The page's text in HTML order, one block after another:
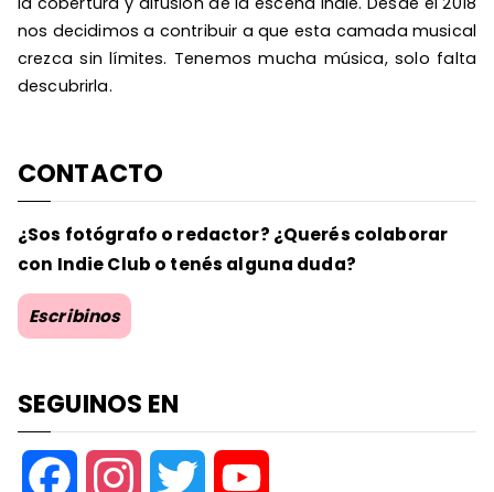
nos decidimos a contribuir a que esta camada musical
crezca sin límites. Tenemos mucha música, solo falta
descubrirla.
CONTACTO
¿Sos fotógrafo o redactor? ¿Querés colaborar
con Indie Club o tenés alguna duda?
Escribinos
SEGUINOS EN